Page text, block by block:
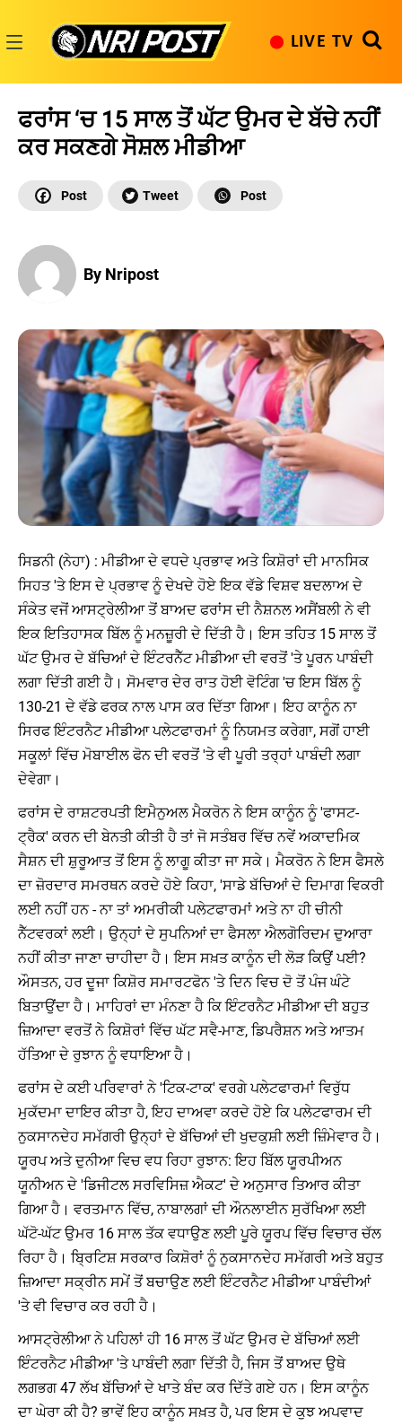
content
LIVE TV
ਫਰਾਂਸ ‘ਚ 15 ਸਾਲ ਤੋਂ ਘੱਟ ਉਮਰ ਦੇ ਬੱਚੇ ਨਹੀਂ
ਕਰ ਸਕਣਗੇ ਸੋਸ਼ਲ ਮੀਡੀਆ
By Nripost
ਸਿਡਨੀ (ਨੇਹਾ) : ਮੀਡੀਆ ਦੇ ਵਧਦੇ ਪ੍ਰਭਾਵ ਅਤੇ ਕਿਸ਼ੋਰਾਂ ਦੀ ਮਾਨਸਿਕ
ਸਿਹਤ 'ਤੇ ਇਸ ਦੇ ਪ੍ਰਭਾਵ ਨੂੰ ਦੇਖਦੇ ਹੋਏ ਇਕ ਵੱਡੇ ਵਿਸ਼ਵ ਬਦਲਾਅ ਦੇ
ਸੰਕੇਤ ਵਜੋਂ ਆਸਟ੍ਰੇਲੀਆ ਤੋਂ ਬਾਅਦ ਫਰਾਂਸ ਦੀ ਨੈਸ਼ਨਲ ਅਸੈਂਬਲੀ ਨੇ ਵੀ
ਇਕ ਇਤਿਹਾਸਕ ਬਿੱਲ ਨੂੰ ਮਨਜ਼ੂਰੀ ਦੇ ਦਿੱਤੀ ਹੈ। ਇਸ ਤਹਿਤ 15 ਸਾਲ ਤੋਂ
ਘੱਟ ਉਮਰ ਦੇ ਬੱਚਿਆਂ ਦੇ ਇੰਟਰਨੈੱਟ ਮੀਡੀਆ ਦੀ ਵਰਤੋਂ 'ਤੇ ਪੂਰਨ ਪਾਬੰਦੀ
ਲਗਾ ਦਿੱਤੀ ਗਈ ਹੈ। ਸੋਮਵਾਰ ਦੇਰ ਰਾਤ ਹੋਈ ਵੋਟਿੰਗ 'ਚ ਇਸ ਬਿੱਲ ਨੂੰ
130-21 ਦੇ ਵੱਡੇ ਫਰਕ ਨਾਲ ਪਾਸ ਕਰ ਦਿੱਤਾ ਗਿਆ। ਇਹ ਕਾਨੂੰਨ ਨਾ
ਸਿਰਫ ਇੰਟਰਨੈਟ ਮੀਡੀਆ ਪਲੇਟਫਾਰਮਾਂ ਨੂੰ ਨਿਯਮਤ ਕਰੇਗਾ, ਸਗੋਂ ਹਾਈ
ਸਕੂਲਾਂ ਵਿੱਚ ਮੋਬਾਈਲ ਫੋਨ ਦੀ ਵਰਤੋਂ 'ਤੇ ਵੀ ਪੂਰੀ ਤਰ੍ਹਾਂ ਪਾਬੰਦੀ ਲਗਾ
ਦੇਵੇਗਾ।
ਫਰਾਂਸ ਦੇ ਰਾਸ਼ਟਰਪਤੀ ਇਮੈਨੁਅਲ ਮੈਕਰੋਨ ਨੇ ਇਸ ਕਾਨੂੰਨ ਨੂੰ 'ਫਾਸਟ-
ਟ੍ਰੈਕ' ਕਰਨ ਦੀ ਬੇਨਤੀ ਕੀਤੀ ਹੈ ਤਾਂ ਜੋ ਸਤੰਬਰ ਵਿੱਚ ਨਵੇਂ ਅਕਾਦਮਿਕ
ਸੈਸ਼ਨ ਦੀ ਸ਼ੁਰੂਆਤ ਤੋਂ ਇਸ ਨੂੰ ਲਾਗੂ ਕੀਤਾ ਜਾ ਸਕੇ। ਮੈਕਰੋਨ ਨੇ ਇਸ ਫੈਸਲੇ
ਦਾ ਜ਼ੋਰਦਾਰ ਸਮਰਥਨ ਕਰਦੇ ਹੋਏ ਕਿਹਾ, 'ਸਾਡੇ ਬੱਚਿਆਂ ਦੇ ਦਿਮਾਗ ਵਿਕਰੀ
ਲਈ ਨਹੀਂ ਹਨ - ਨਾ ਤਾਂ ਅਮਰੀਕੀ ਪਲੇਟਫਾਰਮਾਂ ਅਤੇ ਨਾ ਹੀ ਚੀਨੀ
ਨੈੱਟਵਰਕਾਂ ਲਈ। ਉਨ੍ਹਾਂ ਦੇ ਸੁਪਨਿਆਂ ਦਾ ਫੈਸਲਾ ਐਲਗੋਰਿਦਮ ਦੁਆਰਾ
ਨਹੀਂ ਕੀਤਾ ਜਾਣਾ ਚਾਹੀਦਾ ਹੈ। ਇਸ ਸਖ਼ਤ ਕਾਨੂੰਨ ਦੀ ਲੋੜ ਕਿਉਂ ਪਈ?
ਔਸਤਨ, ਹਰ ਦੂਜਾ ਕਿਸ਼ੋਰ ਸਮਾਰਟਫੋਨ 'ਤੇ ਦਿਨ ਵਿਚ ਦੋ ਤੋਂ ਪੰਜ ਘੰਟੇ
ਬਿਤਾਉਂਦਾ ਹੈ। ਮਾਹਿਰਾਂ ਦਾ ਮੰਨਣਾ ਹੈ ਕਿ ਇੰਟਰਨੈਟ ਮੀਡੀਆ ਦੀ ਬਹੁਤ
ਜ਼ਿਆਦਾ ਵਰਤੋਂ ਨੇ ਕਿਸ਼ੋਰਾਂ ਵਿੱਚ ਘੱਟ ਸਵੈ-ਮਾਣ, ਡਿਪਰੈਸ਼ਨ ਅਤੇ ਆਤਮ
ਹੱਤਿਆ ਦੇ ਰੁਝਾਨ ਨੂੰ ਵਧਾਇਆ ਹੈ।
ਫਰਾਂਸ ਦੇ ਕਈ ਪਰਿਵਾਰਾਂ ਨੇ 'ਟਿਕ-ਟਾਕ' ਵਰਗੇ ਪਲੇਟਫਾਰਮਾਂ ਵਿਰੁੱਧ
ਮੁਕੱਦਮਾ ਦਾਇਰ ਕੀਤਾ ਹੈ, ਇਹ ਦਾਅਵਾ ਕਰਦੇ ਹੋਏ ਕਿ ਪਲੇਟਫਾਰਮ ਦੀ
ਨੁਕਸਾਨਦੇਹ ਸਮੱਗਰੀ ਉਨ੍ਹਾਂ ਦੇ ਬੱਚਿਆਂ ਦੀ ਖੁਦਕੁਸ਼ੀ ਲਈ ਜ਼ਿੰਮੇਵਾਰ ਹੈ।
ਯੂਰਪ ਅਤੇ ਦੁਨੀਆ ਵਿਚ ਵਧ ਰਿਹਾ ਰੁਝਾਨ: ਇਹ ਬਿੱਲ ਯੂਰਪੀਅਨ
ਯੂਨੀਅਨ ਦੇ 'ਡਿਜੀਟਲ ਸਰਵਿਸਿਜ਼ ਐਕਟ' ਦੇ ਅਨੁਸਾਰ ਤਿਆਰ ਕੀਤਾ
ਗਿਆ ਹੈ। ਵਰਤਮਾਨ ਵਿੱਚ, ਨਾਬਾਲਗਾਂ ਦੀ ਔਨਲਾਈਨ ਸੁਰੱਖਿਆ ਲਈ
ਘੱਟੋ-ਘੱਟ ਉਮਰ 16 ਸਾਲ ਤੱਕ ਵਧਾਉਣ ਲਈ ਪੂਰੇ ਯੂਰਪ ਵਿੱਚ ਵਿਚਾਰ ਚੱਲ
ਰਿਹਾ ਹੈ। ਬ੍ਰਿਟਿਸ਼ ਸਰਕਾਰ ਕਿਸ਼ੋਰਾਂ ਨੂੰ ਨੁਕਸਾਨਦੇਹ ਸਮੱਗਰੀ ਅਤੇ ਬਹੁਤ
ਜ਼ਿਆਦਾ ਸਕ੍ਰੀਨ ਸਮੇਂ ਤੋਂ ਬਚਾਉਣ ਲਈ ਇੰਟਰਨੈਟ ਮੀਡੀਆ ਪਾਬੰਦੀਆਂ
'ਤੇ ਵੀ ਵਿਚਾਰ ਕਰ ਰਹੀ ਹੈ।
ਆਸਟ੍ਰੇਲੀਆ ਨੇ ਪਹਿਲਾਂ ਹੀ 16 ਸਾਲ ਤੋਂ ਘੱਟ ਉਮਰ ਦੇ ਬੱਚਿਆਂ ਲਈ
ਇੰਟਰਨੈਟ ਮੀਡੀਆ 'ਤੇ ਪਾਬੰਦੀ ਲਗਾ ਦਿੱਤੀ ਹੈ, ਜਿਸ ਤੋਂ ਬਾਅਦ ਉਥੇ
ਲਗਭਗ 47 ਲੱਖ ਬੱਚਿਆਂ ਦੇ ਖਾਤੇ ਬੰਦ ਕਰ ਦਿੱਤੇ ਗਏ ਹਨ। ਇਸ ਕਾਨੂੰਨ
ਦਾ ਘੇਰਾ ਕੀ ਹੈ? ਭਾਵੇਂ ਇਹ ਕਾਨੂੰਨ ਸਖ਼ਤ ਹੈ, ਪਰ ਇਸ ਦੇ ਕੁਝ ਅਪਵਾਦ